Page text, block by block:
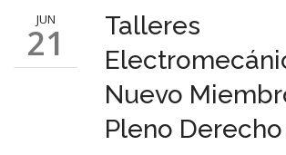
JUN
21
Talleres
Nuevo
Pleno Derecho